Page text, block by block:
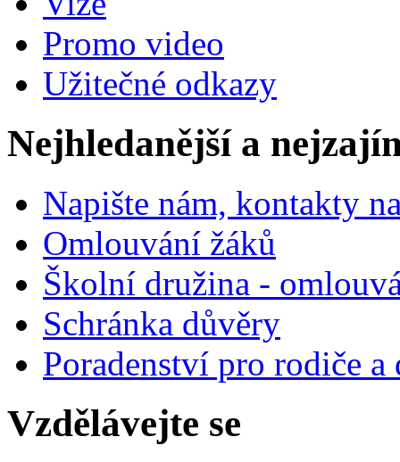
Promo video
Užitečné odkazy
Nejhledanější a
Napište nám, kontakty
Omlouvání žáků
Školní družina -
Schránka důvěry
Poradenství pro rodiče
Vzdělávejte se